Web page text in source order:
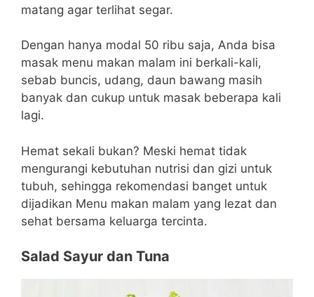
matang agar terlihat segar.
Dengan hanya modal 50 ribu saja, Anda bisa
masak menu makan malam ini berkali-kali,
sebab buncis, udang, daun bawang masih
banyak dan cukup untuk masak beberapa kali
lagi.
Hemat sekali bukan? Meski hemat tidak
mengurangi kebutuhan nutrisi dan gizi untuk
tubuh, sehingga rekomendasi banget untuk
dijadikan Menu makan malam yang lezat dan
sehat bersama keluarga tercinta.
Salad Sayur dan Tuna